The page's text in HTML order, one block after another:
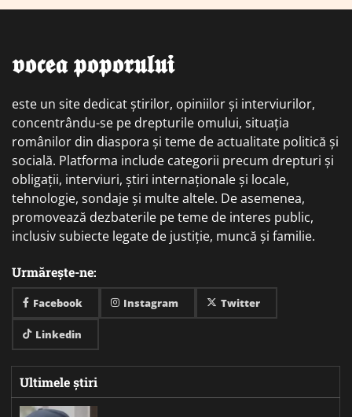
𝖛𝖔𝖈𝖊𝖆 𝖕𝖔𝖕𝖔𝖗𝖚𝖑𝖚𝖎
este un site dedicat știrilor, opiniilor și interviurilor,
concentrându-se pe drepturile omului, situația
românilor din diaspora și teme de actualitate politică și
socială. Platforma include categorii precum drepturi și
obligații, interviuri, știri internaționale și locale,
tehnologie, sondaje și multe altele. De asemenea,
promovează dezbaterile pe teme de interes public,
inclusiv subiecte legate de justiție, muncă și familie.
Urmărește-ne:
Facebook Instagram Twitter
Linkedin
Ultimele știri